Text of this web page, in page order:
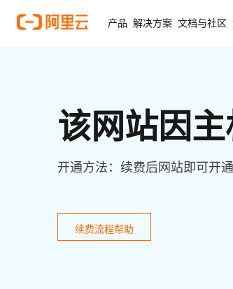
产品 解决方案 文档与社区
该网站因
开通方法：续费后网站即可开通
续费流程帮助